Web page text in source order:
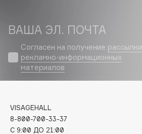
Catrice
Cettua
Chupa Chups
Clarette
Clarins Precious
ВАША ЭЛ. ПОЧТА
Согласен на получение рассылки
рекламно-информационных
материалов
VISAGEHALL
8-800-700-33-37
C 9:00 ДО 21:00